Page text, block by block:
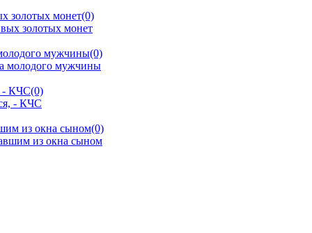
золотых монет(0)
мужчины(0)
- КЧС(0)
из окна сыном(0)